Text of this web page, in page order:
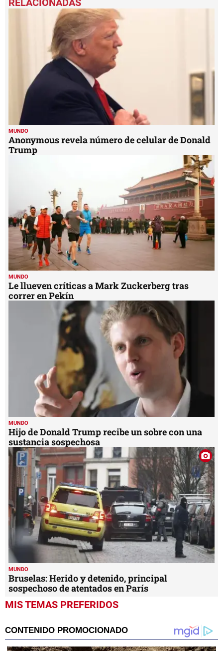
of
MUNDO
Anonymous revela número de celular de Donald
Trump
MUNDO
Le llueven críticas a Mark Zuckerberg tras
correr en Pekín
MUNDO
Hijo de Donald Trump recibe un sobre con una
sustancia sospechosa
MUNDO
Bruselas: Herido y detenido, principal
sospechoso de atentados en París
MIS TEMAS PREFERIDOS